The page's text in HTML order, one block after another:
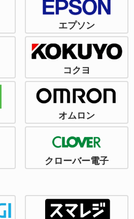
エプソン
コクヨ
オムロン
クローバー電子